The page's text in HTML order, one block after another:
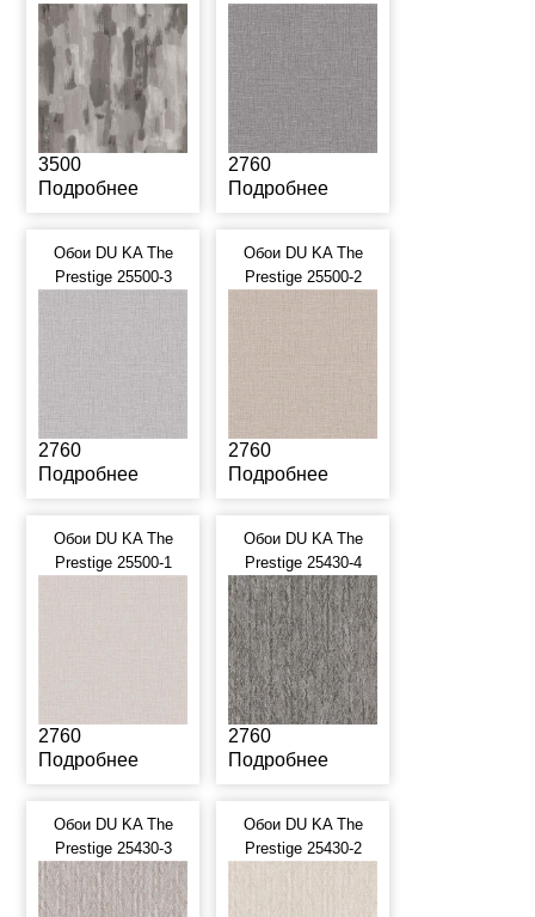
3500
Подробнее
2760
Подробнее
Обои DU KA The
Prestige 25500-3
2760
Подробнее
Обои DU KA The
Prestige 25500-2
2760
Подробнее
Обои DU KA The
Prestige 25500-1
2760
Подробнее
Обои DU KA The
Prestige 25430-4
2760
Подробнее
Обои DU KA The
Prestige 25430-3
Обои DU KA The
Prestige 25430-2